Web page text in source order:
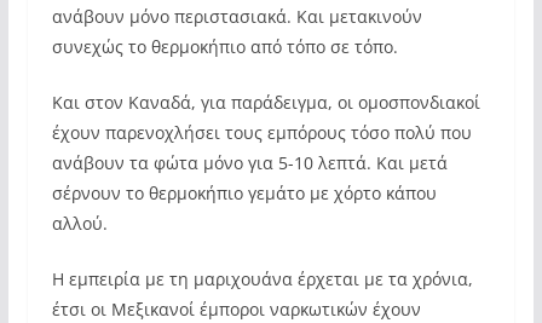
ανάβουν μόνο περιστασιακά. Και μετακινούν
συνεχώς το θερμοκήπιο από τόπο σε τόπο.
Και στον Καναδά, για παράδειγμα, οι ομοσπονδιακοί
έχουν παρενοχλήσει τους εμπόρους τόσο πολύ που
ανάβουν τα φώτα μόνο για 5-10 λεπτά. Και μετά
σέρνουν το θερμοκήπιο γεμάτο με χόρτο κάπου
αλλού.
Η εμπειρία με τη μαριχουάνα έρχεται με τα χρόνια,
έτσι οι Μεξικανοί έμποροι ναρκωτικών έχουν